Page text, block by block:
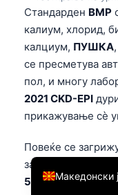
Стандарден BMP
калиум, хлорид,
калциум, ПУШКА
се пресметува
пол, и многу
2021 CKD-EPI
прикажување сè
Повеќе се
заедно со
5,5 mmol/L, или
Македонски
English
Français
עִבְרִית
Italiano
Español